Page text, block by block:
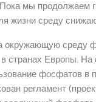
мы продолжаем
жизни среду
окружающую
странах Европы.
фосфатов
регламент